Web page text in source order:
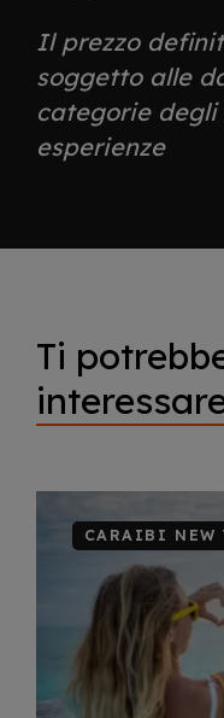
Il prezzo
soggetto alle
categorie
esperienze
Ti
CARAIBI NEW